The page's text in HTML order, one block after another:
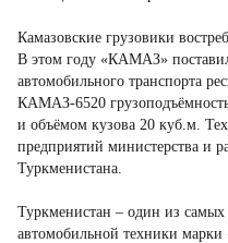
Камазовские грузовики
В этом году «КАМАЗ»
автомобильного транспорта
КАМАЗ-6520
и объёмом кузова 20 куб.м.
предприятий министерства и
Туркменистана.
Туркменистан – один из
автомобильной техники